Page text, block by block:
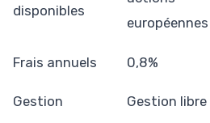
disponibles
européennes
Frais annuels
0,8%
Gestion Gestion libre